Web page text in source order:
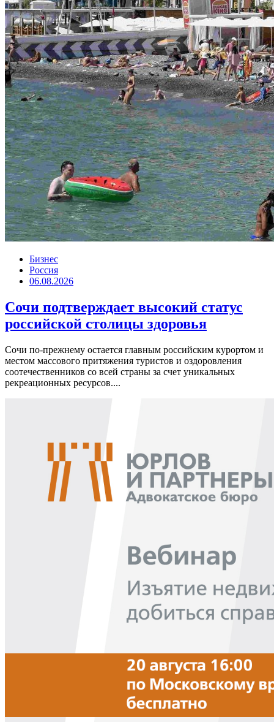
Бизнес
Россия
06.08.2026
Сочи подтверждает высокий статус
российской столицы здоровья
Сочи по-прежнему остается главным российским курортом и
местом массового притяжения туристов и оздоровления
соотечественников со всей страны за счет уникальных
рекреационных ресурсов....